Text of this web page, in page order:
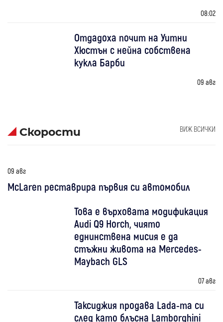
08:02
Отдадоха почит на Уитни
Хюстън с нейна собствена
кукла Барби
09 авг
Скорости ВИЖ ВСИЧКИ
09 авг
McLaren реставрира първия си автомобил
Това е върховата модификация
Audi Q9 Horch, чиято
еднинствена мисия е да
стъжни живота на Mercedes-
Maybach GLS
07 авг
Таксиджия продава Lada-та си
след като блъсна Lamborghini